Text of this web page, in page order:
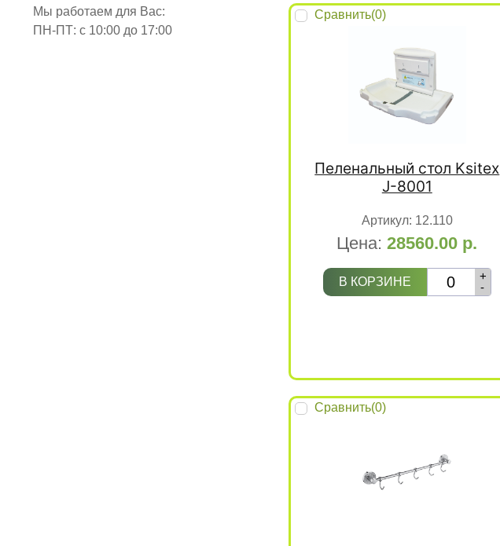
Мы работаем для Вас:
ПН-ПТ: с 10:00 до 17:00
Сравнить(0)
Пеленальный стол Ksitex
J-8001
Артикул: 12.110
Цена:28560.00 р.
В КОРЗИНЕ -
+
Сравнить(0)